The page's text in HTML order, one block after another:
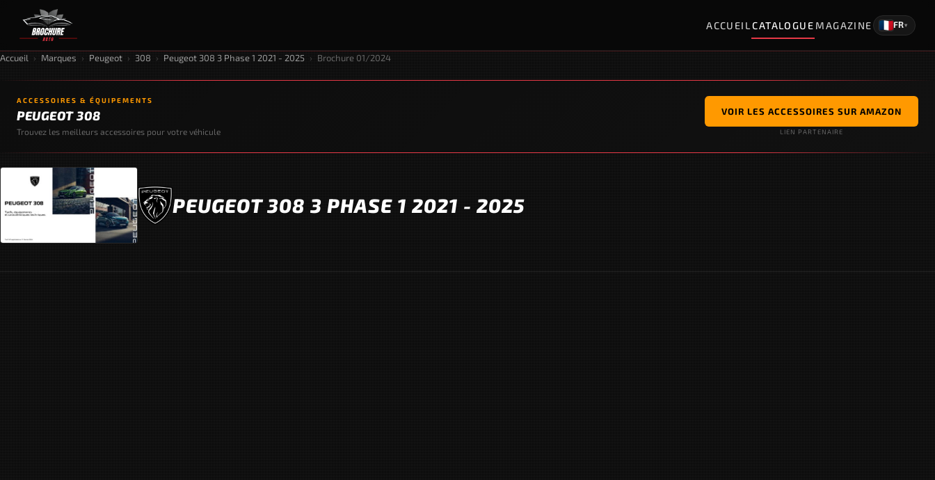
ACCUEILCATALOGUE MAGAZINE FR▾
Accueil › Marques › Peugeot › 308 › Peugeot 308 3 Phase 1 2021 - 2025 › Brochure 01/2024
ACCESSOIRES & ÉQUIPEMENTS
PEUGEOT 308
Trouvez les meilleurs accessoires pour votre véhicule
VOIR LES ACCESSOIRES SUR AMAZON
LIEN PARTENAIRE
PEUGEOT 308 3 PHASE 1 2021 - 2025